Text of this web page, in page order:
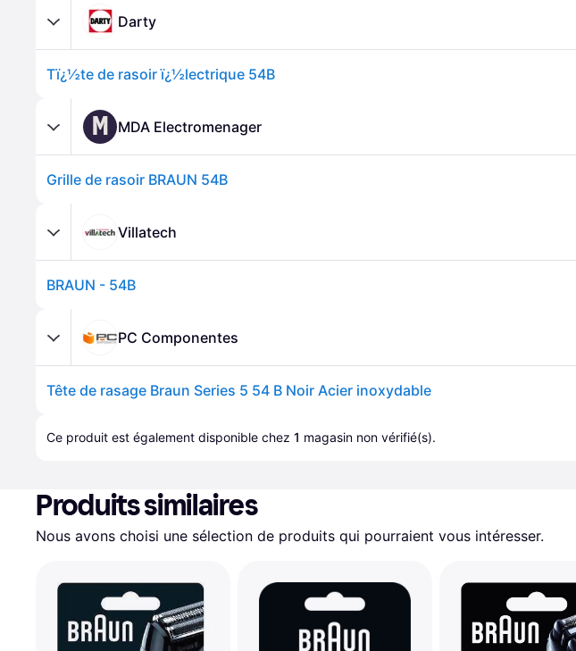
Darty
Tï¿½te de rasoir ï¿½lectrique 54B
M MDA Electromenager
Grille de rasoir BRAUN 54B
Villatech
BRAUN - 54B
PC Componentes
Tête de rasage Braun Series 5 54 B Noir Acier inoxydable
Ce produit est également disponible chez 1 magasin non vérifié(s).
Produits similaires
Nous avons choisi une sélection de produits qui pourraient vous intéresser.